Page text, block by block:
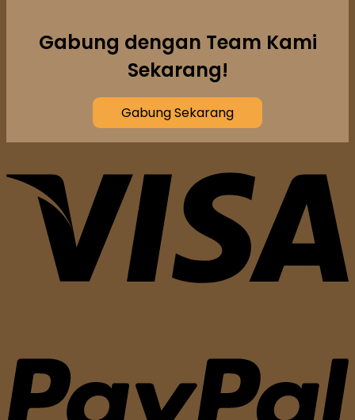
Gabung dengan Team Kami
Sekarang!
Gabung Sekarang